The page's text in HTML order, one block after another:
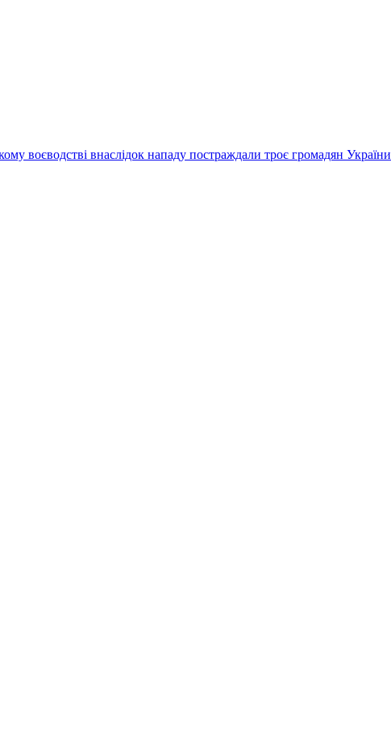
воєводстві внаслідок нападу постраждали троє громадян України